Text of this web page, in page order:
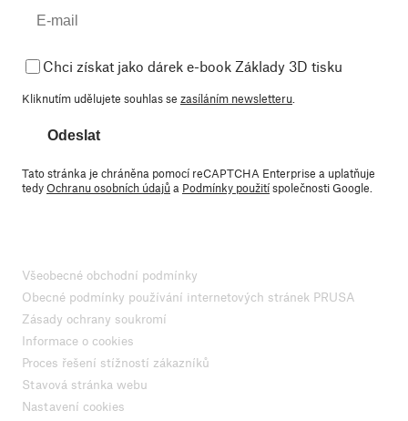
Chci získat jako dárek e-book Základy 3D tisku
Kliknutím udělujete souhlas se zasíláním newsletteru
Odeslat
Tato stránka je chráněna pomocí reCAPTCHA Enterprise a uplatňuje
tedyOchranu osobních údajůa Podmínky použitíspolečnosti Google.
Všeobecné obchodní podmínky
Obecné podmínky používání internetových stránek PRUSA
Zásady ochrany soukromí
Informace o cookies
Proces řešení stížností zákazníků
Stavová stránka webu
Nastavení cookies